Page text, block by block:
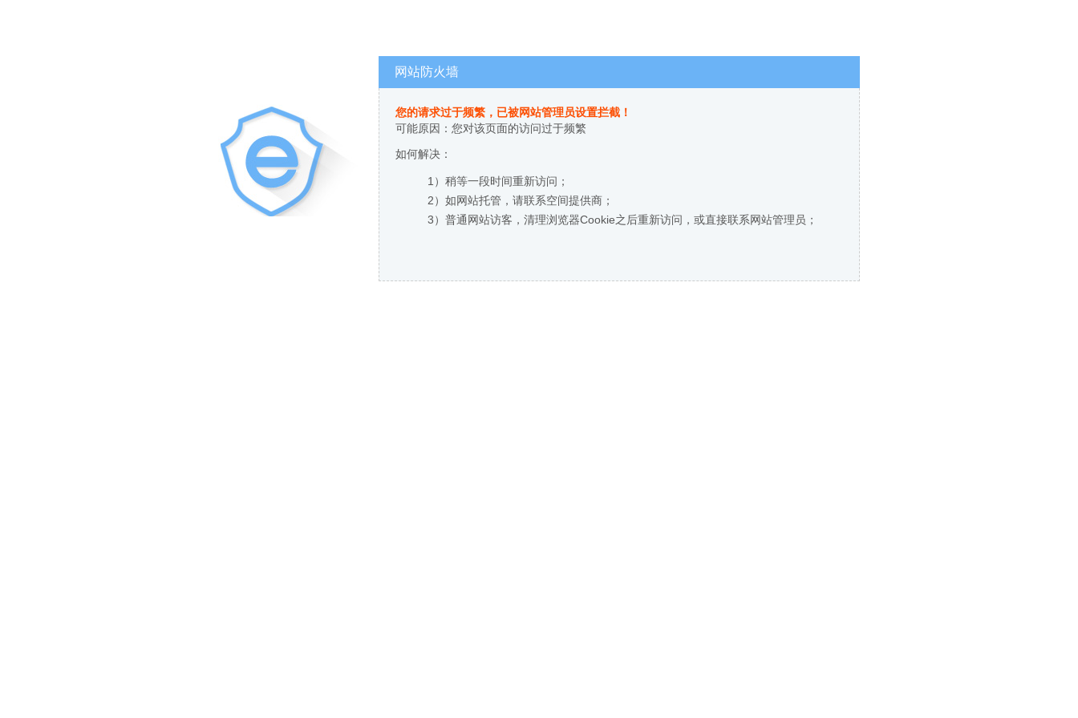
网站防火墙
您的请求过于频繁，已被网站管理员设置拦截！
可能原因：您对该页面的访问过于频繁
如何解决：
1）稍等一段时间重新访问；
2）如网站托管，请联系空间提供商；
3）普通网站访客，清理浏览器Cookie之后重新访问，或直接联系网站管理员；